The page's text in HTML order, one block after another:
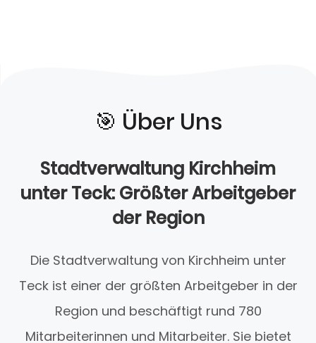
🎯️ Über Uns
Stadtverwaltung Kirchheim
unter Teck: Größter Arbeitgeber
der Region
Die Stadtverwaltung von Kirchheim unter
Teck ist einer der größten Arbeitgeber in der
Region und beschäftigt rund 780
Mitarbeiterinnen und Mitarbeiter. Sie bietet